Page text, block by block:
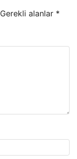
Gerekli alanlar *